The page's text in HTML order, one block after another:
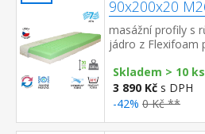
90x200x20
masážní profily s
jádro z Flexifoam
obou stranách
Skladem > 10 ks
3 890 Kč s DPH
-42% 0 Kč **